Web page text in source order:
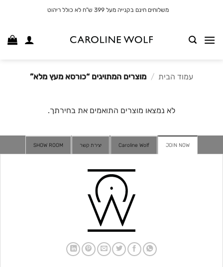
משלוחים חינם בקנייה מעל 399 ש"ח לא כולל ריהוט
עמוד הבית / מוצרים המתויגים “כורסא מעץ מלא”
לא נמצאו מוצרים התואמים את בחירתך.
JOIN NOW
Caroline Wolf יצירת קשר SHOW ROOM